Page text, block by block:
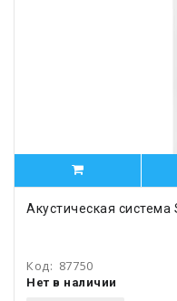
Акустическая
Код: 87750
Нет в наличии